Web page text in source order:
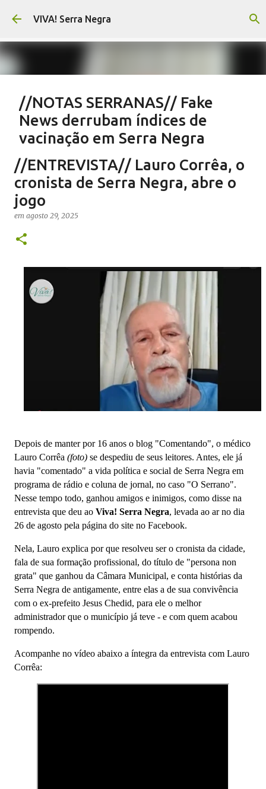
Pular para o conteúdo principal
VIVA! Serra Negra
//NOTAS SERRANAS// Fake
News derrubam índices de
vacinação em Serra Negra
SAÚDE SERRA NEGRA VACINAÇÃO SERRA NEGRA
0
//ENTREVISTA// Lauro Corrêa, o
cronista de Serra Negra, abre o
jogo
em agosto 29, 2025
Depois de manter por 16 anos o blog "Comentando", o médico
Lauro Corrêa (foto) se despediu de seus leitores. Antes, ele já
havia "comentado" a vida política e social de Serra Negra em
programa de rádio e coluna de jornal, no caso "O Serrano".
Nesse tempo todo, ganhou amigos e inimigos, como disse na
entrevista que deu ao Viva! Serra Negra, levada ao ar no dia
26 de agosto pela página do site no Facebook.
Nela, Lauro explica por que resolveu ser o cronista da cidade,
fala de sua formação profissional, do título de "persona non
grata" que ganhou da Câmara Municipal, e conta histórias da
Serra Negra de antigamente, entre elas a de sua convivência
com o ex-prefeito Jesus Chedid, para ele o melhor
administrador que o município já teve - e com quem acabou
rompendo.
Acompanhe no vídeo abaixo a íntegra da entrevista com Lauro
Corrêa: